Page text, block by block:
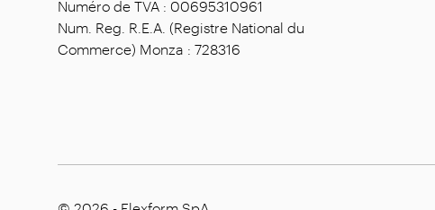
Numéro de TVA : 00695310961
Num. Reg. R.E.A. (Registre National du
Commerce) Monza : 728316